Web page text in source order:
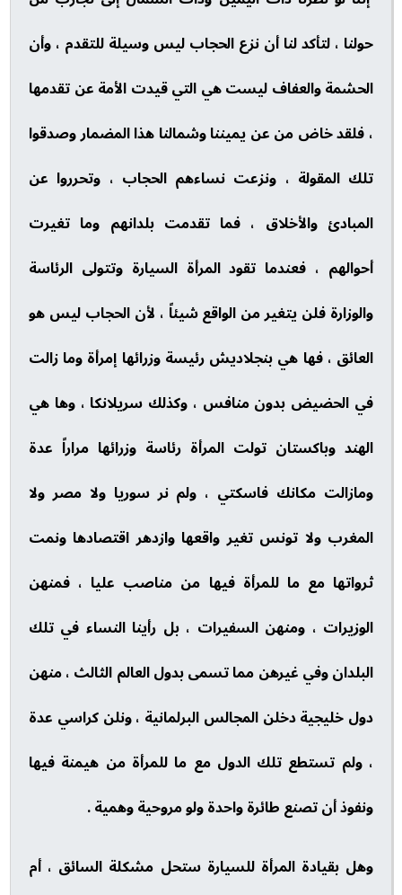
حولنا ، لتأكد لنا أن نزع الحجاب ليس وسيلة للتقدم ، وأن
الحشمة والعفاف ليست هي التي قيدت الأمة عن تقدمها
، فلقد خاض من عن يميننا وشمالنا هذا المضمار وصدقوا
تلك المقولة ، ونزعت نساءهم الحجاب ، وتحرروا عن
المبادئ والأخلاق ، فما تقدمت بلدانهم وما تغيرت
أحوالهم ، فعندما تقود المرأة السيارة وتتولى الرئاسة
والوزارة فلن يتغير من الواقع شيئاً ، لأن الحجاب ليس هو
العائق ، فها هي بنجلاديش رئيسة وزرائها إمرأة وما زالت
في الحضيض بدون منافس ، وكذلك سريلانكا ، وها هي
الهند وباكستان تولت المرأة رئاسة وزرائها مراراً عدة
ومازالت مكانك فاسكتي ، ولم نر سوريا ولا مصر ولا
المغرب ولا تونس تغير واقعها وازدهر اقتصادها ونمت
ثرواتها مع ما للمرأة فيها من مناصب عليا ، فمنهن
الوزيرات ، ومنهن السفيرات ، بل رأينا النساء في تلك
البلدان وفي غيرهن مما تسمى بدول العالم الثالث ، منهن
دول خليجية دخلن المجالس البرلمانية ، ونلن كراسي عدة
، ولم تستطع تلك الدول مع ما للمرأة من هيمنة فيها
ونفوذ أن تصنع طائرة واحدة ولو مروحية وهمية .
وهل بقيادة المرأة للسيارة ستحل مشكلة السائق ، أم